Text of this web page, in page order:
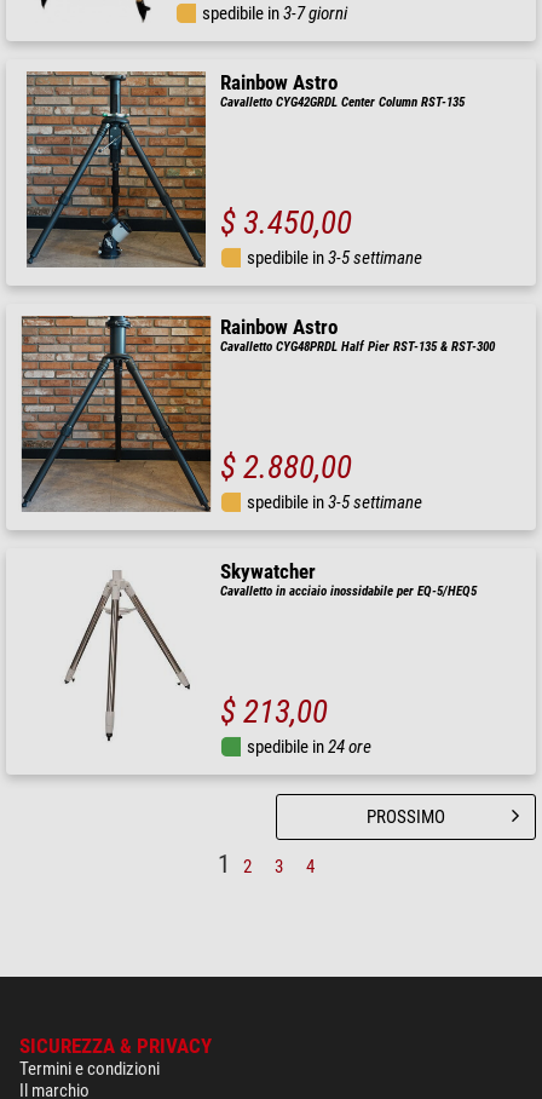
spedibile in3-7 giorni
Rainbow Astro
Cavalletto CYG42GRDL Center Column RST-135
$ 3.450,00
spedibile in3-5 settimane
Rainbow Astro
Cavalletto CYG48PRDL Half Pier RST-135 & RST-300
$ 2.880,00
spedibile in3-5 settimane
Skywatcher
Cavalletto in acciaio inossidabile per EQ-5/HEQ5
$ 213,00
spedibile in24 ore
1 2 3 4
PROSSIMO
SICUREZZA & PRIVACY
Termini e condizioni
Il marchio